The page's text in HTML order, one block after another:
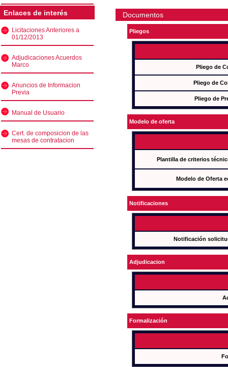
Enlaces de interés
Licitaciones Anteriores a
01/12/2013
Adjudicaciones Acuerdos
Marco
Anuncios de Informacion
Previa
Manual de Usuario
Cert. de composicion de las
mesas de contratacion
Documentos
Pliegos
Pliego de
Pliego de
Pliego de
Modelo de oferta
Plantilla de criterios
Modelo de Oferta
Notificaciones
Notificación
Adjudicacion
Formalización